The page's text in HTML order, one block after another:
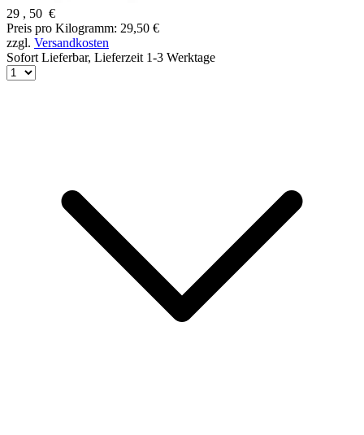
29 , 50 €
Preis pro Kilogramm: 29,50 €
zzgl. Versandkosten
Sofort Lieferbar, Lieferzeit 1-3 Werktage